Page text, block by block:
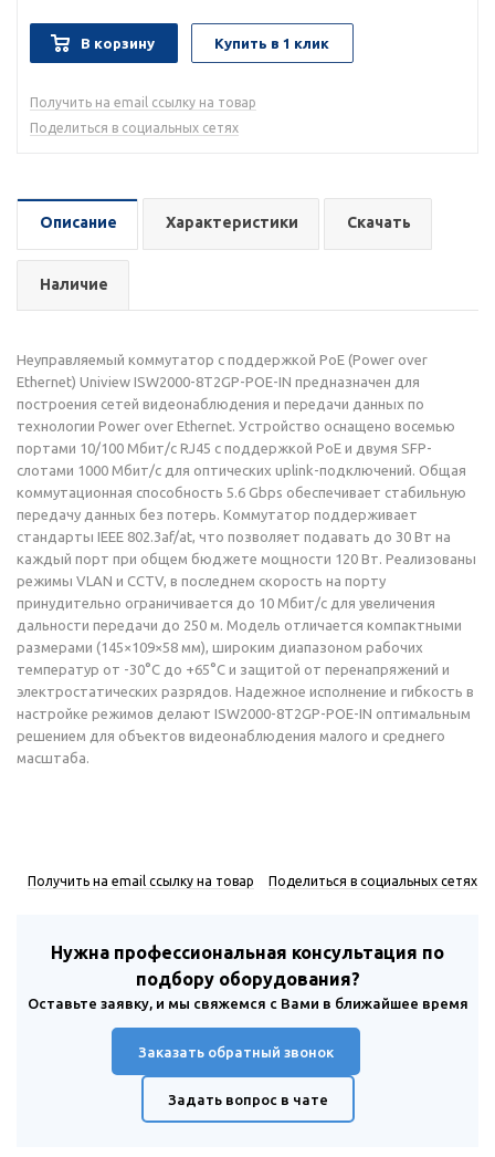
В корзину Купить в 1 клик
Получить на email ссылку на товар
Поделиться в социальных сетях
Описание Характеристики Скачать
Наличие
Неуправляемый коммутатор с поддержкой PoE (Power over
Ethernet) Uniview ISW2000-8T2GP-POE-IN предназначен для
построения сетей видеонаблюдения и передачи данных по
технологии Power over Ethernet. Устройство оснащено восемью
портами 10/100 Мбит/с RJ45 с поддержкой PoE и двумя SFP-
слотами 1000 Мбит/с для оптических uplink-подключений. Общая
коммутационная способность 5.6 Gbps обеспечивает стабильную
передачу данных без потерь. Коммутатор поддерживает
стандарты IEEE 802.3af/at, что позволяет подавать до 30 Вт на
каждый порт при общем бюджете мощности 120 Вт. Реализованы
режимы VLAN и CCTV, в последнем скорость на порту
принудительно ограничивается до 10 Мбит/с для увеличения
дальности передачи до 250 м. Модель отличается компактными
размерами (145×109×58 мм), широким диапазоном рабочих
температур от -30°C до +65°C и защитой от перенапряжений и
электростатических разрядов. Надежное исполнение и гибкость в
настройке режимов делают ISW2000-8T2GP-POE-IN оптимальным
решением для объектов видеонаблюдения малого и среднего
масштаба.
Получить на email ссылку на товар Поделиться в социальных сетях
Нужна профессиональная консультация по
подбору оборудования?
Оставьте заявку, и мы свяжемся с Вами в ближайшее время
Заказать обратный звонок
Задать вопрос в чате